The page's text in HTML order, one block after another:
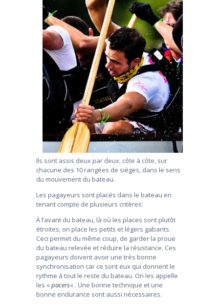
Ils sont assis deux par deux, côte à côte, sur
chacune des 10 rangées de sièges, dans le sens
du mouvement du bateau.
Les pagayeurs sont placés dans le bateau en
tenant compte de plusieurs critères:
À l’avant du bateau, là où les places sont plutôt
étroites, on place les petits et légers gabarits.
Ceci permet du même coup, de garder la proue
du bateau relevée et réduire la résistance. Ces
pagayeurs doivent avoir une très bonne
synchronisation car ce sont eux qui donnent le
rythme à tout le reste du bateau. On les appelle
les «pacers« . Une bonne technique et une
bonne endurance sont aussi nécessaires.